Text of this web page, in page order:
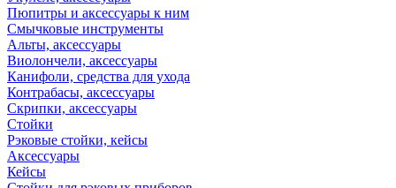
Пюпитры и аксессуары к ним
Смычковые инструменты
Альты, аксессуары
Виолончели, аксессуары
Канифоли, средства для ухода
Контрабасы, аксессуары
Скрипки, аксессуары
Стойки
Рэковые стойки, кейсы
Аксессуары
Кейсы